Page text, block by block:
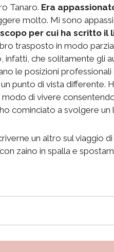
Tanaro. Era
molto. Mi sono
per cui ha scritto il
trasposto in modo
che solitamente gli
le posizioni
punto di vista differente.
di vivere
cominciato a svolgere un
un altro sul viaggio
zaino in spalla e